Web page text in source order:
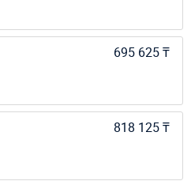
695 625 ₸
818 125 ₸